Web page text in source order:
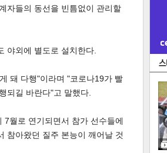
자들의 동선을 빈틈없이 관리할
야외에 별도로 설치한다.
돼 다행"이라며 "코로나19가 빨
되길 바란다"고 말했다.
월로 연기되면서 참가 선수들에
참아왔던 질주 본능이 깨어날 것